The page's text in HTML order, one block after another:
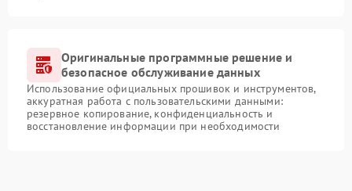
Оригинальные программные решение и
безопасное обслуживание данных
Использование официальных прошивок и инструментов,
аккуратная работа с пользовательскими данными:
резервное копирование, конфиденциальность и
восстановление информации при необходимости